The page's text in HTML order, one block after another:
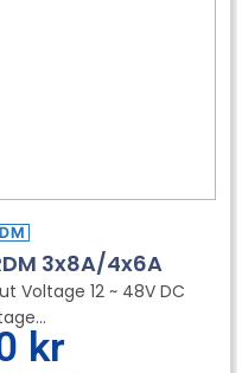
3x8A/4x6A
Voltage 12 ~ 48V DC
kr